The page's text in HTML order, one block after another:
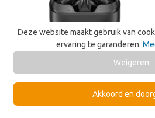
Deze website maakt gebruik van
ervaring te garanderen.
Weigeren
Akkoord en